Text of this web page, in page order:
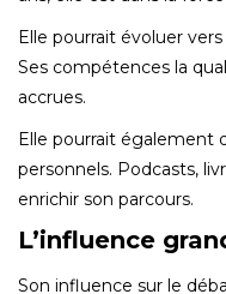
Elle pourrait évoluer
Ses compétences la
accrues.
Elle pourrait également
personnels. Podcasts,
enrichir son parcours.
L’influence
Son influence sur le